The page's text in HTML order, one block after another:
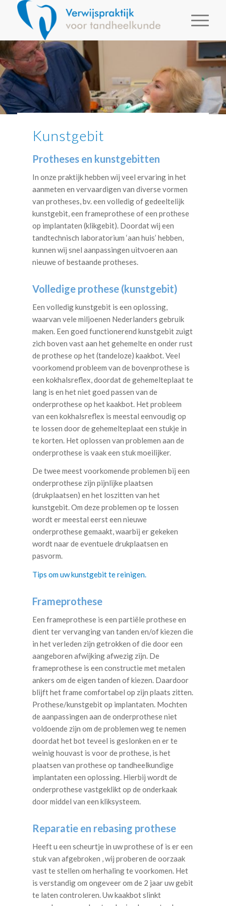
Kunstgebit
Protheses en kunstgebitten
In onze praktijk hebben wij veel ervaring in het
aanmeten en vervaardigen van diverse vormen
van protheses, bv. een volledig of gedeeltelijk
kunstgebit, een frameprothese of een prothese
op implantaten (klikgebit). Doordat wij een
tandtechnisch laboratorium ‘aan huis’ hebben,
kunnen wij snel aanpassingen uitvoeren aan
nieuwe of bestaande protheses.
Volledige prothese (kunstgebit)
Een volledig kunstgebit is een oplossing,
waarvan vele miljoenen Nederlanders gebruik
maken. Een goed functionerend kunstgebit zuigt
zich boven vast aan het gehemelte en onder rust
de prothese op het (tandeloze) kaakbot. Veel
voorkomend probleem van de bovenprothese is
een kokhalsreflex, doordat de gehemelteplaat te
lang is en het niet goed passen van de
onderprothese op het kaakbot. Het probleem
van een kokhalsreflex is meestal eenvoudig op
te lossen door de gehemelteplaat een stukje in
te korten. Het oplossen van problemen aan de
onderprothese is vaak een stuk moeilijker.
De twee meest voorkomende problemen bij een
onderprothese zijn pijnlijke plaatsen
(drukplaatsen) en het loszitten van het
kunstgebit. Om deze problemen op te lossen
wordt er meestal eerst een nieuwe
onderprothese gemaakt, waarbij er gekeken
wordt naar de eventuele drukplaatsen en
pasvorm.
Tips om uw kunstgebit te reinigen.
Frameprothese
Een frameprothese is een partiële prothese en
dient ter vervanging van tanden en/of kiezen die
in het verleden zijn getrokken of die door een
aangeboren afwijking afwezig zijn. De
frameprothese is een constructie met metalen
ankers om de eigen tanden of kiezen. Daardoor
blijft het frame comfortabel op zijn plaats zitten.
Prothese/kunstgebit op implantaten. Mochten
de aanpassingen aan de onderprothese niet
voldoende zijn om de problemen weg te nemen
doordat het bot teveel is geslonken en er te
weinig houvast is voor de prothese, is het
plaatsen van prothese op tandheelkundige
implantaten een oplossing. Hierbij wordt de
onderprothese vastgeklikt op de onderkaak
door middel van een kliksysteem.
Reparatie en rebasing prothese
Heeft u een scheurtje in uw prothese of is er een
stuk van afgebroken , wij proberen de oorzaak
vast te stellen om herhaling te voorkomen. Het
is verstandig om ongeveer om de 2 jaar uw gebit
te laten controleren. Uw kaakbot slinkt